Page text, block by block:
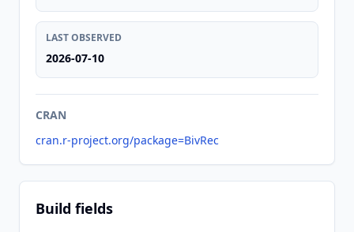
LAST OBSERVED
2026-07-10
CRAN
cran.r-project.org/package=BivRec
Build fields